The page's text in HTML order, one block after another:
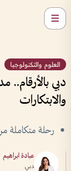
العلوم والتكنولوجيا
دبي بالأرقام..
والابتكارات
رحلة متكاملة
عبادة ابراهيم
دبي